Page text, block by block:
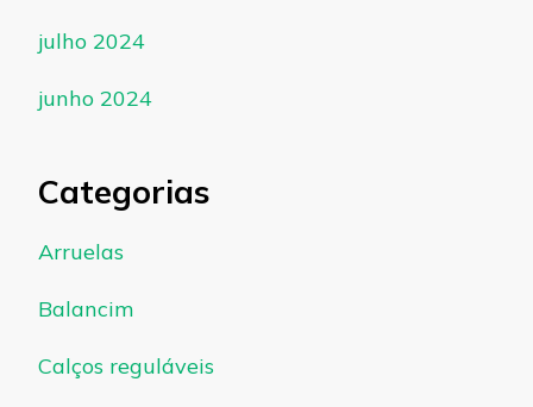
julho 2024
junho 2024
Categorias
Arruelas
Balancim
Calços reguláveis